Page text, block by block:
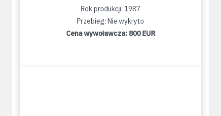
Rok produkcji: 1987
Przebieg: Nie wykryto
Cena wywoławcza: 800 EUR